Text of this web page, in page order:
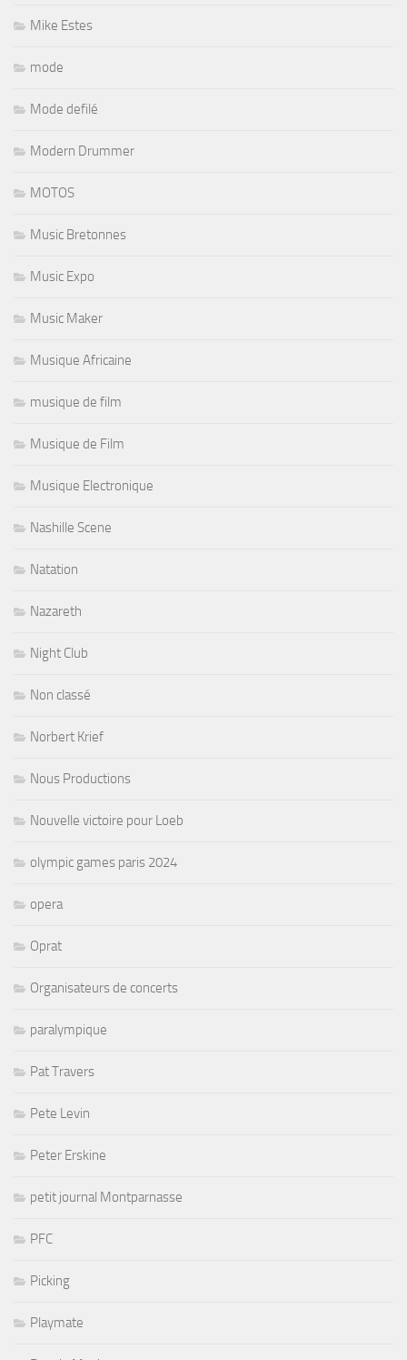
Mike Estes
mode
Mode defilé
Modern Drummer
MOTOS
Music Bretonnes
Music Expo
Music Maker
Musique Africaine
musique de film
Musique de Film
Musique Electronique
Nashille Scene
Natation
Nazareth
Night Club
Non classé
Norbert Krief
Nous Productions
Nouvelle victoire pour Loeb
olympic games paris 2024
opera
Oprat
Organisateurs de concerts
paralympique
Pat Travers
Pete Levin
Peter Erskine
petit journal Montparnasse
PFC
Picking
Playmate